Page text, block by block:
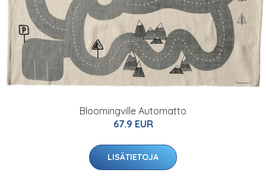
Bloomingville Automatto
67.9 EUR
LISÄTIETOJA